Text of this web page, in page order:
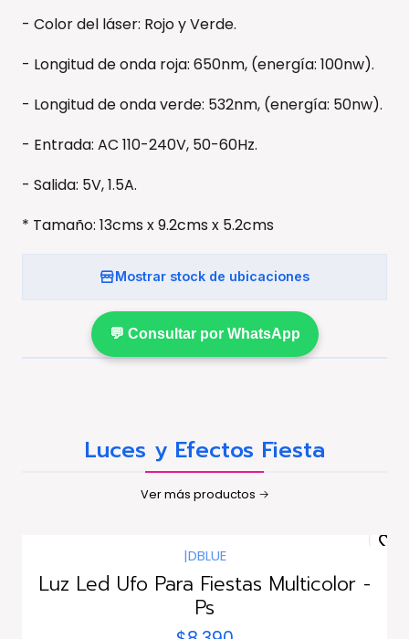
- Color del láser: Rojo y Verde.
- Longitud de onda roja: 650nm, (energía: 100nw).
- Longitud de onda verde: 532nm, (energía: 50nw).
- Entrada: AC 110-240V, 50-60Hz.
- Salida: 5V, 1.5A.
* Tamaño: 13cms x 9.2cms x 5.2cms
Mostrar stock de ubicaciones
💬 Consultar por WhatsApp
Luces y Efectos Fiesta
Ver más productos
|DBLUE
Luz Led Ufo Para Fiestas Multicolor -
Ps